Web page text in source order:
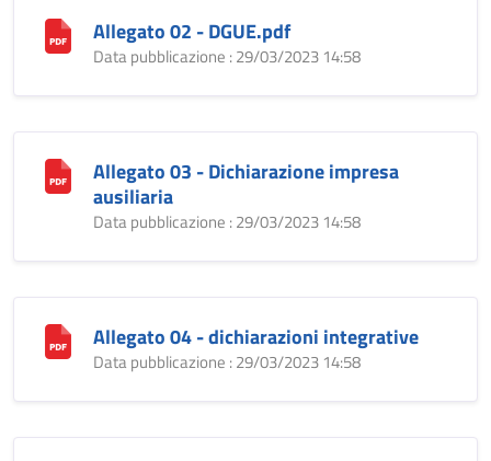
Allegato 02 - DGUE.pdf
Data pubblicazione : 29/03/2023 14:58
Allegato 03 - Dichiarazione impresa
ausiliaria
Data pubblicazione : 29/03/2023 14:58
Allegato 04 - dichiarazioni integrative
Data pubblicazione : 29/03/2023 14:58